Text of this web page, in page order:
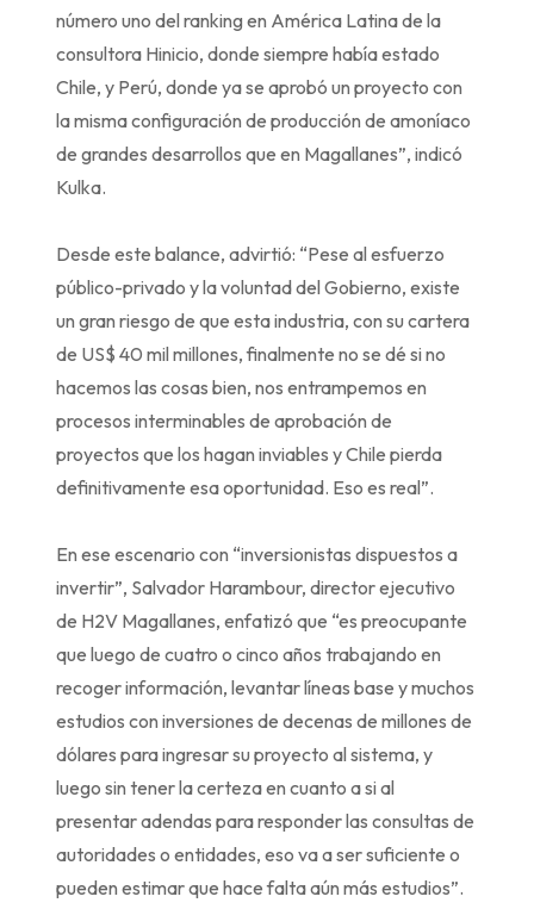
número uno del ranking en América Latina de la
consultora Hinicio, donde siempre había estado
Chile, y Perú, donde ya se aprobó un proyecto con
la misma configuración de producción de amoníaco
de grandes desarrollos que en Magallanes”, indicó
Kulka.
Desde este balance, advirtió: “Pese al esfuerzo
público-privado y la voluntad del Gobierno, existe
un gran riesgo de que esta industria, con su cartera
de US$ 40 mil millones, finalmente no se dé si no
hacemos las cosas bien, nos entrampemos en
procesos interminables de aprobación de
proyectos que los hagan inviables y Chile pierda
definitivamente esa oportunidad. Eso es real”.
En ese escenario con “inversionistas dispuestos a
invertir”, Salvador Harambour, director ejecutivo
de H2V Magallanes, enfatizó que “es preocupante
que luego de cuatro o cinco años trabajando en
recoger información, levantar líneas base y muchos
estudios con inversiones de decenas de millones de
dólares para ingresar su proyecto al sistema, y
luego sin tener la certeza en cuanto a si al
presentar adendas para responder las consultas de
autoridades o entidades, eso va a ser suficiente o
pueden estimar que hace falta aún más estudios”.